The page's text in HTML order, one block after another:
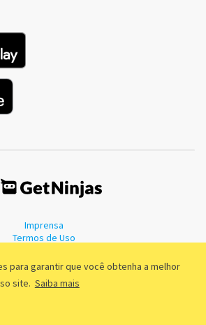
para garantir que você obtenha a melhor
site. Saiba mais
Imprensa
Termos de Uso
LTDA. CNPJ 55.744.877/0001-89 - Rua Dr.